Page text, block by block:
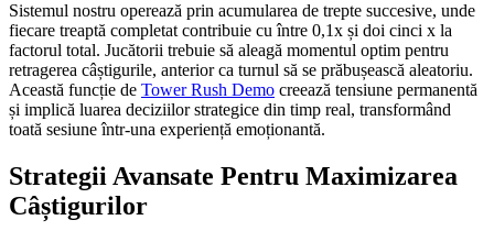
Sistemul nostru operează prin acumularea de trepte succesive, unde
fiecare treaptă completat contribuie cu între 0,1x și doi cinci x la
factorul total. Jucătorii trebuie să aleagă momentul optim pentru
retragerea câștigurile, anterior ca turnul să se prăbușească aleatoriu.
Această funcție de Tower Rush Demo creează tensiune permanentă
și implică luarea deciziilor strategice din timp real, transformând
toată sesiune într-una experiență emoționantă.
Strategii Avansate Pentru Maximizarea
Câștigurilor